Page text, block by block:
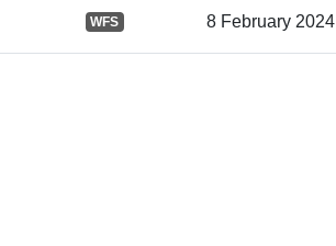
WFS 8 February 2024